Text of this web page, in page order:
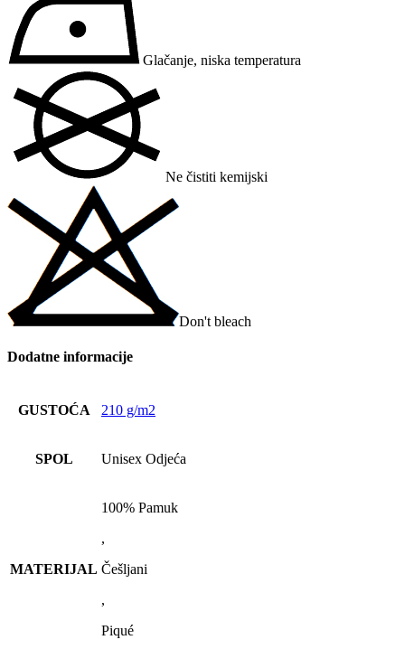
Glačanje, niska temperatura
Ne čistiti kemijski
Don't bleach
Dodatne informacije
GUSTOĆA 210 g/m2
SPOL Unisex Odjeća
MATERIJAL
100% Pamuk
,
Češljani
,
Piqué